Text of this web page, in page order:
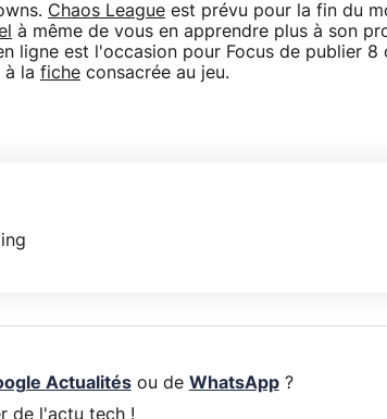
Chaos League est prévu pour la fin du
à même de vous en apprendre plus à son
ligne est l'occasion pour Focus de publier 8
à la fiche consacrée au jeu.
Actualitésou de WhatsApp?
de l'actu tech !